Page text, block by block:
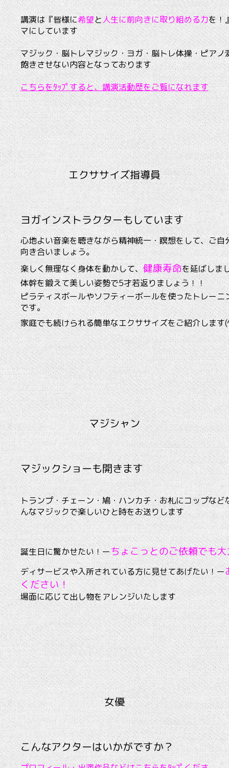
講演は『皆様に希望と人生に前向きに取り組める力を！
マにしています
マジック・脳トレマジック・ヨガ・脳トレ体操・ピアノ
飽きさせない内容となっております
こちらをﾀｯﾌﾟすると、講演活動歴をご覧になれます
エクササイズ指導員
ヨガインストラクターもしています
心地よい音楽を聴きながら精神統一・瞑想をして、ご自
向き合いましょう。
楽しく無理なく身体を動かして、 健康寿命を延ばしま
体幹を鍛えて美しい姿勢で5才若返りましょう！！
ピラティスボールやソフティーボールを使ったトレーニ
です。
家庭でも続けられる簡単なエクササイズをご紹介しま
マジシャン
マジックショーも開きます
トランプ・チェーン・鳩・ハンカチ・お札にコップなど
んなマジックで楽しいひと時をお送りします
誕生日に驚かせたい！ーちょこっとのご依頼でも
ディサービスや入所されている方に見せてあげたい！ー
ください！
場面に応じて出し物をアレンジいたします
女優
こんなアクターはいかがですか？